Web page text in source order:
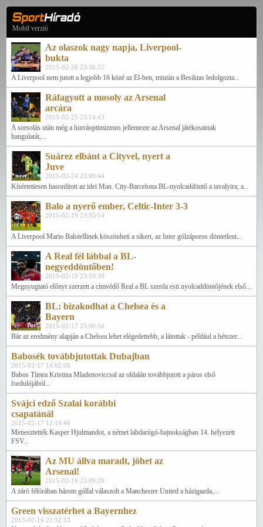
Mobil verzió
Az olaszok nagy napja, Liverpool-
bukta
2015-02-26 23:36:52
A Liverpool nem jutott a legjobb 16 közé az El-ben, miután a Besiktas ledolgozta...
Ráfagyott a mosoly az Arsenal
arcára
2015-02-25 23:14:43
A sorsolás után még a hurráoptimizmus jellemezte az Arsenal játékosainak
hangulatát,...
Suárez elbánt a Cityvel, nyert a
Juve
2015-02-24 23:09:44
Kísértetiesen hasonlított az idei Man. City-Barcelona BL-nyolcaddöntő a tavalyira, a...
Balo a nyerő ember, Celtic-Inter 3-3
2015-02-19 23:35:14
A Liverpool Mario Balotellinek köszönheti a sikert, az Inter gólzáporos döntetlent...
A Real fél lábbal a BL-
negyeddöntőben!
2015-02-18 23:19:30
Megnyugtató előnyt szerzett a címvédő Real a BL szerda esti nyolcaddöntőjének első...
BL: bizakodhat a Chelsea és a
Bayern
2015-02-17 23:06:54
Bár az eredmény alapján a Chelsea lehet elégedettebb, a látottak - például a hétszer...
Babosék továbbjutottak Dubajban
2015-02-17 14:02:08
Babos Tímea Kristina Mladenoviccsal az oldalán továbbjutott a páros első
fordulójából...
Svájci edző Szalai korábbi
csapatánál
2015-02-17 12:10:46
Menesztették Kasper Hjulmandot, a német labdarúgó-bajnokságban 14. helyezett
FSV...
Az MU állva maradt, jöhet az
Arsenal!
2015-02-16 23:09:29
A záró félórában három góllal válaszolt a Manchester United a házigazda,...
Green visszatérhet a Bayernhez
2015-02-16 21:52:53